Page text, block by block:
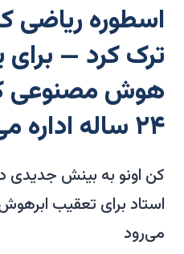
اسطوره ریاضی
ترک کرد — برای
هوش مصنوعی
۲۴ ساله اداره می‌شود
کن اونو به بینش جدیدی
استاد برای تعقیب
می‌رود